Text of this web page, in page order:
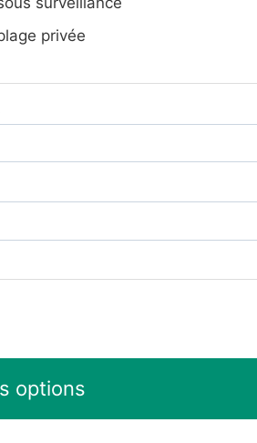
privée
options